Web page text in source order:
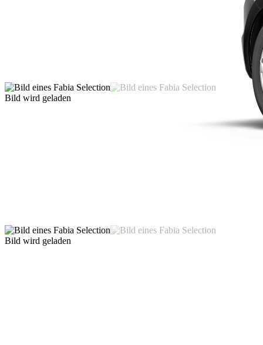
Bild wird geladen
Bild wird geladen